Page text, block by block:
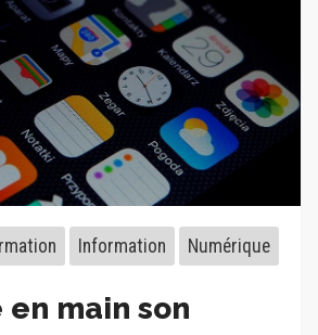
Information Numérique
en main son